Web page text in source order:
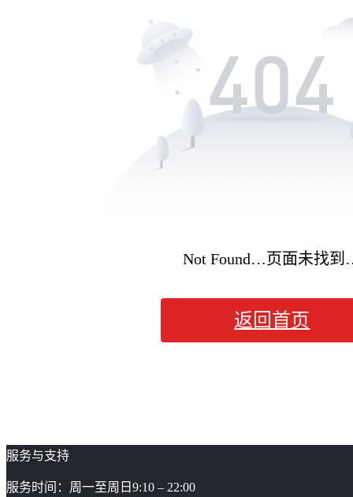
Not Found…页面未找
返回首页
服务与支持
服务时间：周一至周日9:10 – 22:00